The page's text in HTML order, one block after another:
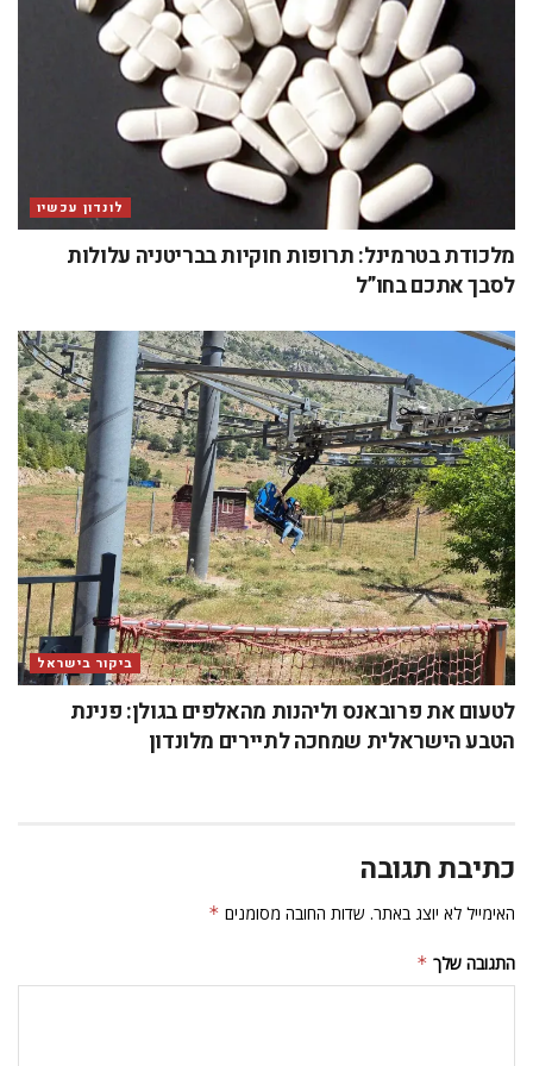
לונדון עכשיו
מלכודת בטרמינל: תרופות חוקיות בבריטניה עלולות
לסבך אתכם בחו”ל
ביקור בישראל
לטעום את פרובאנס וליהנות מהאלפים בגולן: פנינת
הטבע הישראלית שמחכה לתיירים מלונדון
כתיבת תגובה
האימייל לא יוצג באתר. שדות החובה מסומנים *
התגובה שלך *